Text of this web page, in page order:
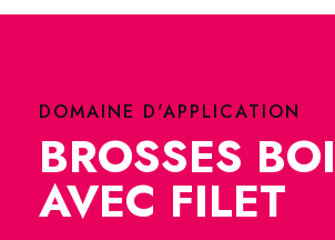
DOMAINE D'APPLICATION
BROSSES
AVEC FILET